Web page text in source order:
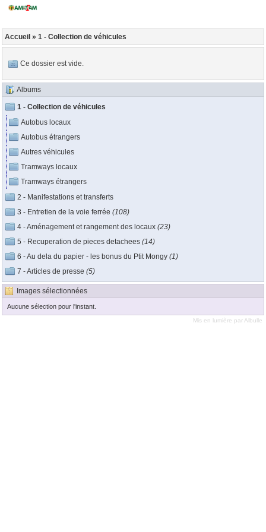
Accueil » 1 - Collection de véhicules
Ce dossier est vide.
Albums
1 - Collection de véhicules
Autobus locaux
Autobus étrangers
Autres véhicules
Tramways locaux
Tramways étrangers
2 - Manifestations et transferts
3 - Entretien de la voie ferrée (108)
4 - Aménagement et rangement des locaux (23)
5 - Recuperation de pieces detachees (14)
6 - Au dela du papier - les bonus du Ptit Mongy (1)
7 - Articles de presse (5)
Images sélectionnées
Aucune sélection pour l'instant.
Mis en lumière par Albulle